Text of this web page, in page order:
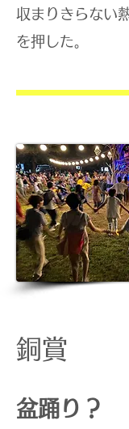
収まりきらない
を押した。
銅賞
​盆踊り？